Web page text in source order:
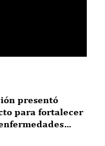
presentó
para fortalecer
peruana